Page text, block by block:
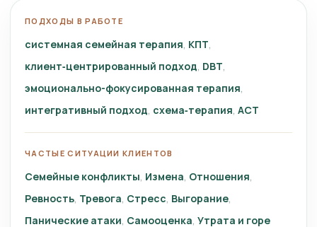
ПОДХОДЫ В РАБОТЕ
системная семейная терапия КПТ
клиент‑центрированный подход DBT
эмоционально-фокусированная терапия
интегративный подход схема‑терапия ACT
ЧАСТЫЕ СИТУАЦИИ КЛИЕНТОВ
Семейные конфликты Измена Отношения
Ревность Тревога Стресс Выгорание
Панические атаки Самооценка Утрата и горе